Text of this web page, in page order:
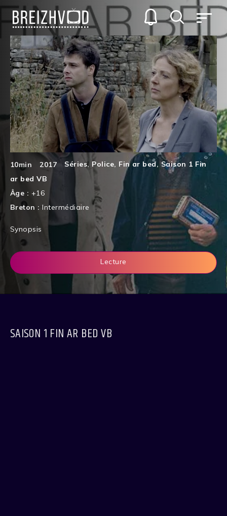
10min 2017 Séries, Police, Fin ar bed,Saison 1 Fin
ar bed VB
Âge : +16
Breton :Intermédiaire
Synopsis
Lecture
SAISON 1 FIN AR BED VB